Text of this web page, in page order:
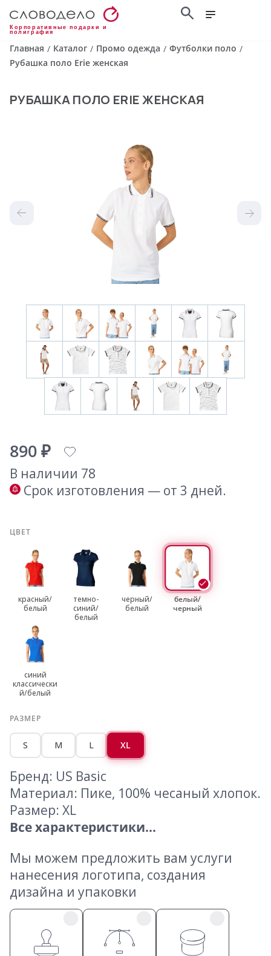
Корпоративные подарки и
полиграфия
Главная / Каталог / Промо одежда / Футболки поло /
Рубашка поло Erie женская
РУБАШКА ПОЛО ERIE ЖЕНСКАЯ
890 ₽
В наличии 78
Срок изготовления — от 3 дней.
ЦВЕТ
красный/
белый
темно-
синий/
белый
черный/
белый
белый/
черный
синий
классически
й/белый
РАЗМЕР
S M L XL
Бренд: US Basic
Материал: Пике, 100% чесаный хлопок.
Размер: XL
Все характеристики...
Мы можем предложить вам услуги
нанесения логотипа, создания
дизайна и упаковки